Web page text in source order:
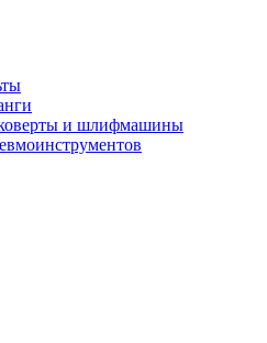
и шлифмашины